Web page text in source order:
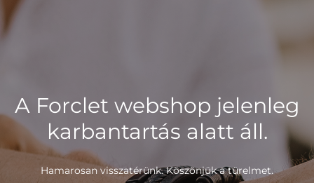
A Forclet webshop jelenleg
karbantartás alatt áll.
Hamarosan visszatérünk. Köszönjük a türelmet.